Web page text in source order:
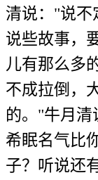
清说："说不
说些故事，
儿有那么多
不成拉倒，
的。"牛月
希眠名气比
子？听说还